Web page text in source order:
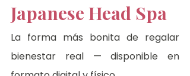
Japanese Head Spa
La forma más bonita de regalar
bienestar real — disponible en